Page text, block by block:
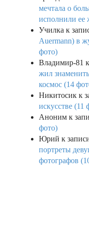
мечтала о
исполнили ее
Училка к
Auermann) в
фото)
Владимир-81
жил
космос (14
Никитосик к
искусстве (11
Аноним к
фото)
Юрий к
портреты
фотографов